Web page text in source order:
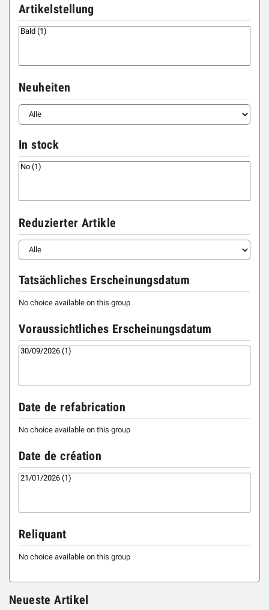
Artikelstellung
Neuheiten
In stock
Reduzierter Artikle
Tatsächliches Erscheinungsdatum
No choice available on this group
Voraussichtliches Erscheinungsdatum
Date de refabrication
No choice available on this group
Date de création
Reliquant
No choice available on this group
Neueste Artikel